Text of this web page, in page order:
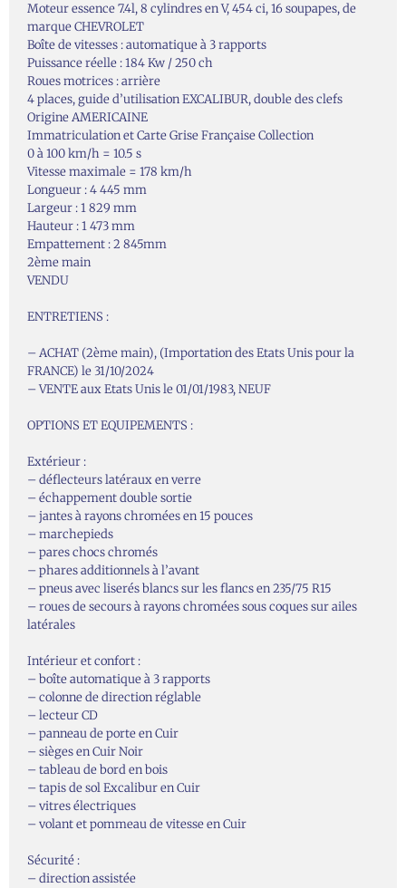
Moteur essence 7.4l, 8 cylindres en V, 454 ci, 16 soupapes, de
marque CHEVROLET
Boîte de vitesses : automatique à 3 rapports
Puissance réelle : 184 Kw / 250 ch
Roues motrices : arrière
4 places, guide d’utilisation EXCALIBUR, double des clefs
Origine AMERICAINE
Immatriculation et Carte Grise Française Collection
0 à 100 km/h = 10.5 s
Vitesse maximale = 178 km/h
Longueur : 4 445 mm
Largeur : 1 829 mm
Hauteur : 1 473 mm
Empattement : 2 845mm
2ème main
VENDU
ENTRETIENS :
– ACHAT (2ème main), (Importation des Etats Unis pour la
FRANCE) le 31/10/2024
– VENTE aux Etats Unis le 01/01/1983, NEUF
OPTIONS ET EQUIPEMENTS :
Extérieur :
– déflecteurs latéraux en verre
– échappement double sortie
– jantes à rayons chromées en 15 pouces
– marchepieds
– pares chocs chromés
– phares additionnels à l’avant
– pneus avec liserés blancs sur les flancs en 235/75 R15
– roues de secours à rayons chromées sous coques sur ailes
latérales
Intérieur et confort :
– boîte automatique à 3 rapports
– colonne de direction réglable
– lecteur CD
– panneau de porte en Cuir
– sièges en Cuir Noir
– tableau de bord en bois
– tapis de sol Excalibur en Cuir
– vitres électriques
– volant et pommeau de vitesse en Cuir
Sécurité :
– direction assistée